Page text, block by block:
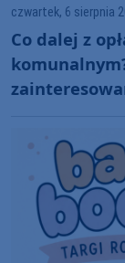
czwartek, 6 sierpnia
Co dalej z